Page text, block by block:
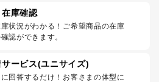
庫確認
状況がわかる！ご希望商品の在庫
認ができます。
ービス(ユニサイズ)
回答するだけ！お客さまの体型に